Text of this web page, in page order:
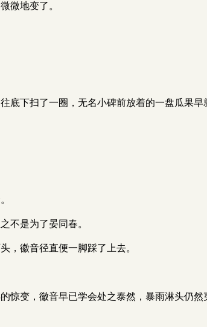
微地变了。
底下扫了一圈，无名小碑前放着的一盘瓜果
不是为了晏同春。
，徽音径直便一脚踩了上去。
惊变，徽音早已学会处之泰然，暴雨淋头仍然